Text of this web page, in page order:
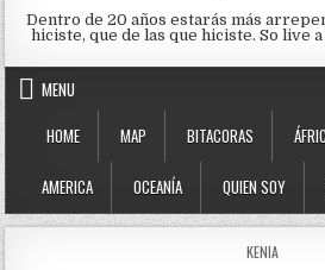
Dentro de 20 años estarás más
hiciste, que de las que hiciste. So live
MENU
HOME
MAP BITACORAS
AMERICA OCEANÍA QUIEN SOY
POSTED IN
KENIA